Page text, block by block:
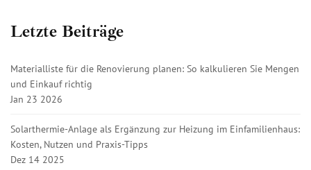
Letzte Beiträge
Materialliste für die Renovierung planen: So kalkulieren Sie Mengen
und Einkauf richtig
Jan 23 2026
Solarthermie-Anlage als Ergänzung zur Heizung im Einfamilienhaus:
Kosten, Nutzen und Praxis-Tipps
Dez 14 2025